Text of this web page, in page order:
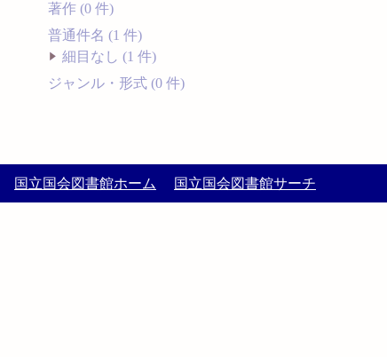
著作 (0 件)
普通件名 (1 件)
細目なし (1 件)
ジャンル・形式 (0 件)
国立国会図書館ホーム 国立国会図書館サーチ